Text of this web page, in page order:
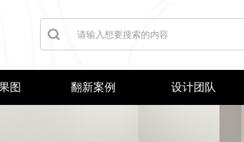
图 翻新案例 设计团队